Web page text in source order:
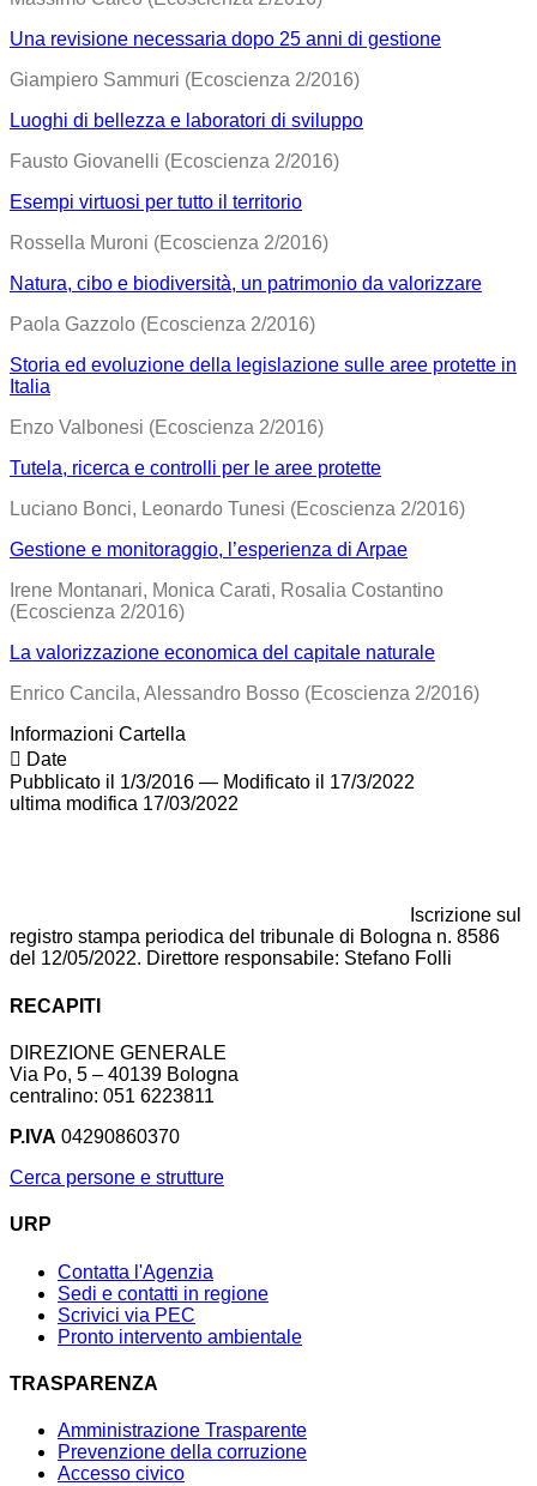
Una revisione necessaria dopo 25 anni di gestione
Giampiero Sammuri (Ecoscienza 2/2016)
Luoghi di bellezza e laboratori di sviluppo
Fausto Giovanelli (Ecoscienza 2/2016)
Esempi virtuosi per tutto il territorio
Rossella Muroni (Ecoscienza 2/2016)
Natura, cibo e biodiversità, un patrimonio da valorizzare
Paola Gazzolo (Ecoscienza 2/2016)
Storia ed evoluzione della legislazione sulle aree protette in
Italia
Enzo Valbonesi (Ecoscienza 2/2016)
Tutela, ricerca e controlli per le aree protette
Luciano Bonci, Leonardo Tunesi (Ecoscienza 2/2016)
Gestione e monitoraggio, l’esperienza di Arpae
Irene Montanari, Monica Carati, Rosalia Costantino
(Ecoscienza 2/2016)
La valorizzazione economica del capitale naturale
Enrico Cancila, Alessandro Bosso (Ecoscienza 2/2016)
Informazioni Cartella
Date
Pubblicato il 1/3/2016 — Modificato il 17/3/2022
ultima modifica 17/03/2022
Iscrizione sul
registro stampa periodica del tribunale di Bologna n. 8586
del 12/05/2022. Direttore responsabile: Stefano Folli
RECAPITI
DIREZIONE GENERALE
Via Po, 5 – 40139 Bologna
centralino: 051 6223811
P.IVA 04290860370
Cerca persone e strutture
URP
Contatta l'Agenzia
Sedi e contatti in regione
Scrivici via PEC
Pronto intervento ambientale
TRASPARENZA
Amministrazione Trasparente
Prevenzione della corruzione
Accesso civico